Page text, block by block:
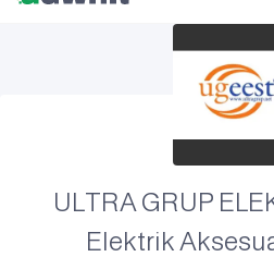
ULTRA GRUP
Elektrik